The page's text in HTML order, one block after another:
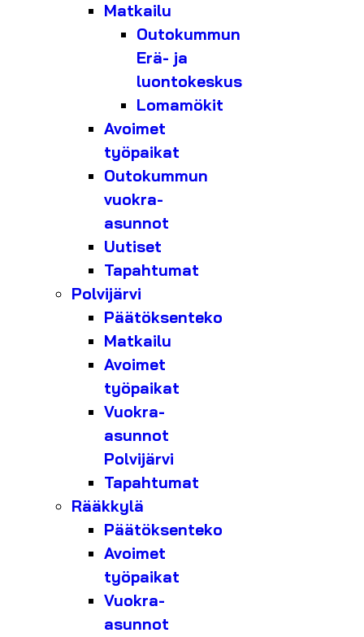
Matkailu
Outokummun
Erä- ja
luontokeskus
Lomamökit
Avoimet
työpaikat
Outokummun
vuokra-
asunnot
Uutiset
Tapahtumat
Polvijärvi
Päätöksenteko
Matkailu
Avoimet
työpaikat
Vuokra-
asunnot
Polvijärvi
Tapahtumat
Rääkkylä
Päätöksenteko
Avoimet
työpaikat
Vuokra-
asunnot